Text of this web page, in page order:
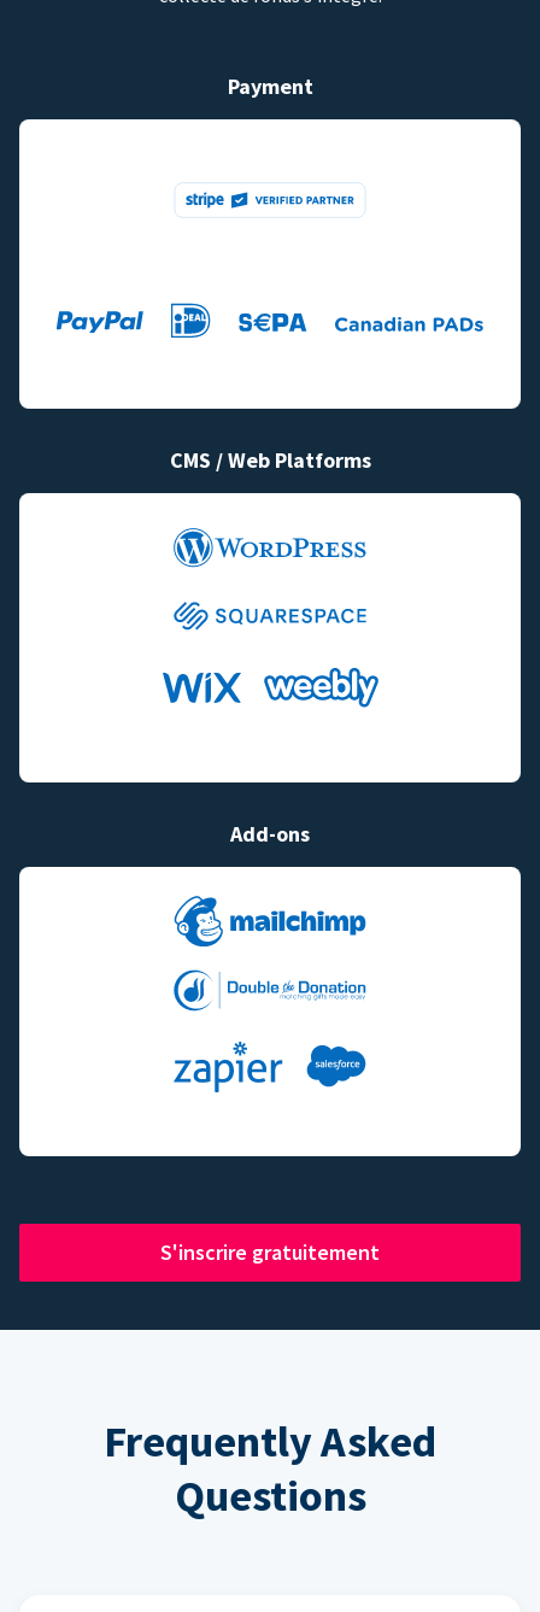
Payment
CMS / Web Platforms
Add-ons
S'inscrire gratuitement
Frequently Asked
Questions